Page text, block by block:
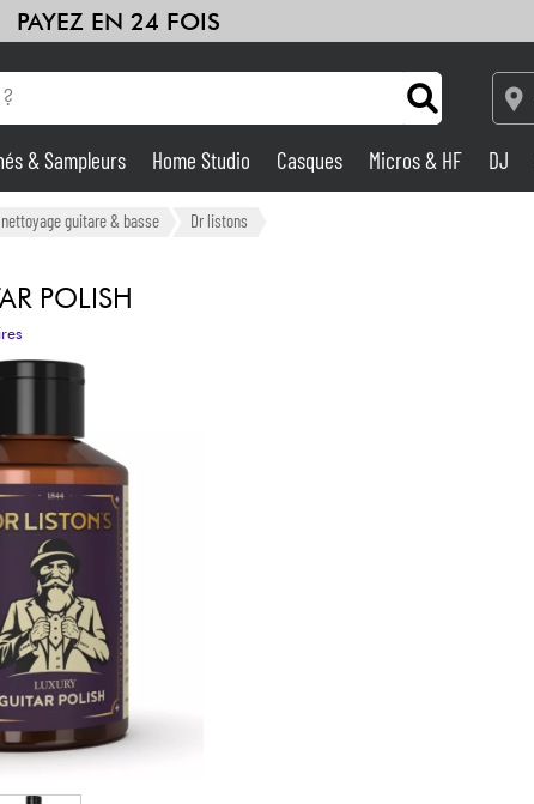
PAYEZ EN 24 FOIS
Amplis & Effets
Home Studio
Eveil Musical
Packs
& Sampleurs Home Studio Casques Micros & HF DJ
guitare & basse Dr listons
POLISH